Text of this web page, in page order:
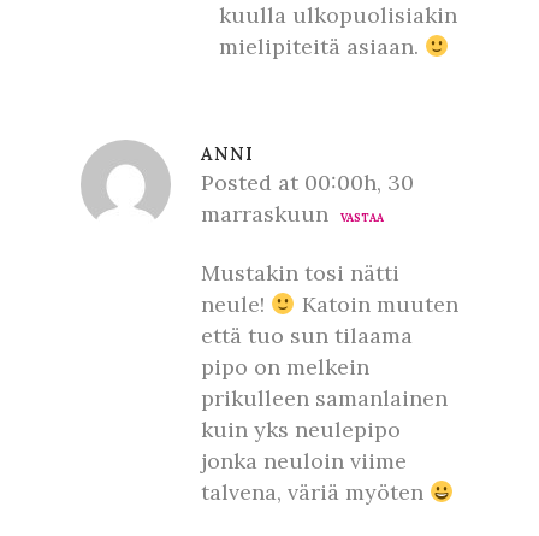
kuulla ulkopuolisiakin
mielipiteitä asiaan.
ANNI
Posted at 00:00h, 30
marraskuun
VASTAA
Mustakin tosi nätti
neule!
Katoin muuten
että tuo sun tilaama
pipo on melkein
prikulleen samanlainen
kuin yks neulepipo
jonka neuloin viime
talvena, väriä myöten